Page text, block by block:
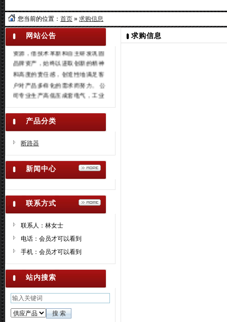
您当前的位置： 首页 » 求购信息
网站公告
的浪潮下茁壮成长，坚持以市场为
导向，结合市场需求和技术发展趋
势，坚持通过文化和价值整合企业
资源，借技术革新和自主研发巩固
品牌资产，始终以进取创新的精神
和高度的责任感，创造性地满足客
户对产品多样化的需求而努力。 公
司专业生产高低压成套电气，工业
品，1000多种规格，拥有一流的加
工检测设备和完善的管理机构，聘
稳定，值得信赖。公司通过了ISO9
001的质量体系认证和CCC中国国
家强制性产品认证证书，同时具有
完善的售后服务体系。 本公司拥有
先进的设备系统和人力资源，有下
属企业30余家，协作企业10多家。
的技术，高效的管理理念和完善的
得了广大顾客的一致好评。随着经
济全球化时代的到来，上海上民电
气有限公司正以全新的姿态迎接新
的机遇和挑战，积极参与国际市场
际著名公司开展技术合作，吸收先
进经验，努力提高产品质量，不断
提高，达到国际先进水平。 真诚欢
产品分类
断路器
新闻中心
联系方式
联系人：林女士
电话：会员才可以看到
手机：会员才可以看到
站内搜索
求购信息